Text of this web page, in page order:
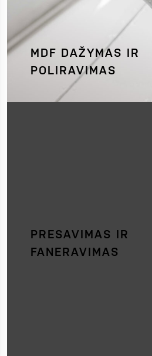
MDF DAŽYMAS IR
POLIRAVIMAS
PRESAVIMAS IR
FANERAVIMAS